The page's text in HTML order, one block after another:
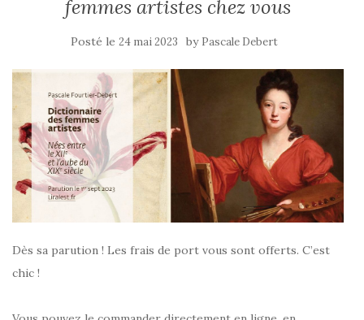
femmes artistes chez vous
Posté le 24 mai 2023 by Pascale Debert
Dès sa parution ! Les frais de port vous sont offerts. C’est
chic !